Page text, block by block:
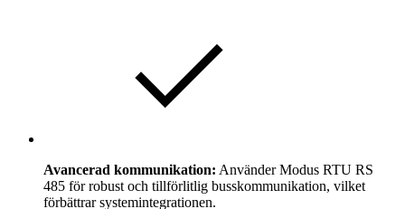
Avancerad kommunikation: Använder Modus RTU RS
485 för robust och tillförlitlig busskommunikation, vilket
förbättrar systemintegrationen.